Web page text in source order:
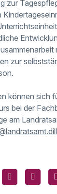
zur
zur
können sich
bei der
am